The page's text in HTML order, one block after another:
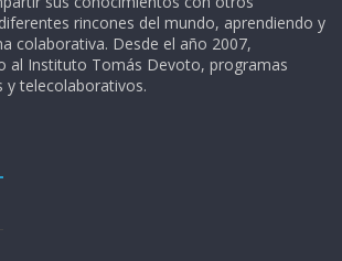
rincones del mundo, aprendiendo y
colaborativa. Desde el año 2007,
al Instituto Tomás Devoto, programas
y telecolaborativos.